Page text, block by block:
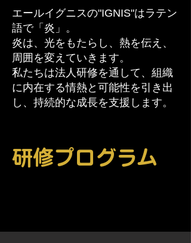
エールイグニスの"IGNIS"はラテン
語で「炎」。
炎は、光をもたらし、熱を伝え、
周囲を変えていきます。
私たちは法人研修を通して、組織
に内在する情熱と可能性を引き出
し、持続的な成長を支援します。
研修プログラム